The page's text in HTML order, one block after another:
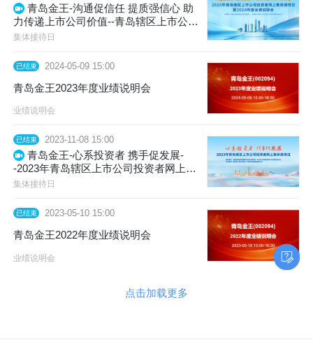
青岛金王-沟通促信任 提质强信心 助
力传递上市公司价值--青岛辖区上市公司
投资者网上集体接待日暨2024年度业绩
集体接待日
已结束 2024-05-09 15:00
青岛金王2023年度业绩说明会
业绩说明会
已结束 2023-11-08 15:00
青岛金王-心系投资者 携手促发展-
-2023年青岛辖区上市公司投资者网上集
体接待日
集体接待日
已结束 2023-05-10 15:00
青岛金王2022年度业绩说明会
业绩说明会
点击加载更多